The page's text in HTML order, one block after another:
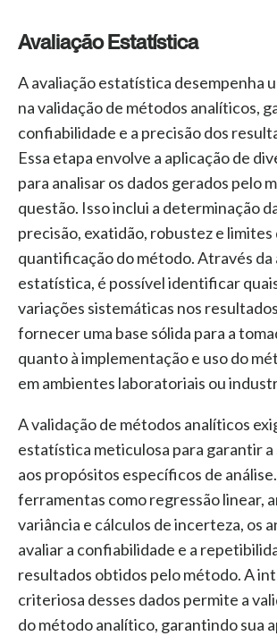
Avaliação Estatística
A avaliação estatística desempenha
na validação de métodos analíticos,
confiabilidade e a precisão dos
Essa etapa envolve a aplicação de
para analisar os dados gerados pelo
questão. Isso inclui a determinação
precisão, exatidão, robustez e
quantificação do método. Através da
estatística, é possível identificar
variações sistemáticas nos
fornecer uma base sólida para a
quanto à implementação e uso do
em ambientes laboratoriais ou
A validação de métodos analíticos
estatística meticulosa para garantir a
aos propósitos específicos de
ferramentas como regressão linear,
variância e cálculos de incerteza, os
avaliar a confiabilidade e a
resultados obtidos pelo método. A
criteriosa desses dados permite a
do método analítico, garantindo sua